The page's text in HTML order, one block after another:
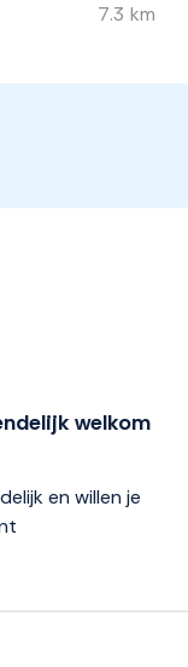
7.3 km
welkom
en willen je